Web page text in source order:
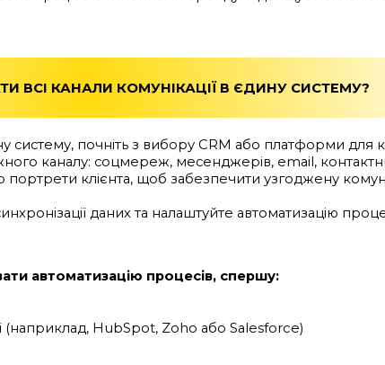
ВСІ КАНАЛИ КОМУНІКАЦІЇ В ЄДИНУ СИСТЕМУ?
систему, почніть з вибору CRM або платформи для
каналу: соцмереж, месенджерів, email,
клієнта, щоб забезпечити узгоджену
даних та налаштуйте автоматизацію
автоматизацію процесів, спершу:
(наприклад, HubSpot, Zoho або Salesforce)